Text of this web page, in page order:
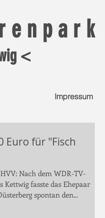
e n p a r k
<
Impressum
Euro für "Fisch
Nach dem WDR-TV-
Kettwig fasste das Ehepaar
spontan den...